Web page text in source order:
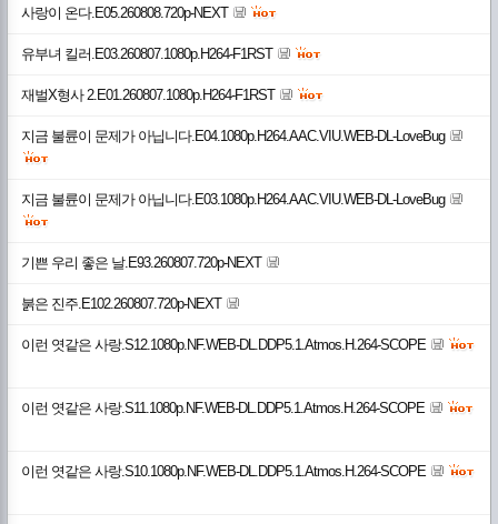
사랑이 온다.E05.260808.720p-NEXT
유부녀 킬러.E03.260807.1080p.H264-F1RST
재벌X형사 2.E01.260807.1080p.H264-F1RST
지금 불륜이 문제가 아닙니다.E04.1080p.H264.AAC.VIU.WEB-DL-LoveBug
지금 불륜이 문제가 아닙니다.E03.1080p.H264.AAC.VIU.WEB-DL-LoveBug
기쁜 우리 좋은 날.E93.260807.720p-NEXT
붉은 진주.E102.260807.720p-NEXT
이런 엿같은 사랑.S12.1080p.NF.WEB-DL.DDP5.1.Atmos.H.264-SCOPE
이런 엿같은 사랑.S11.1080p.NF.WEB-DL.DDP5.1.Atmos.H.264-SCOPE
이런 엿같은 사랑.S10.1080p.NF.WEB-DL.DDP5.1.Atmos.H.264-SCOPE